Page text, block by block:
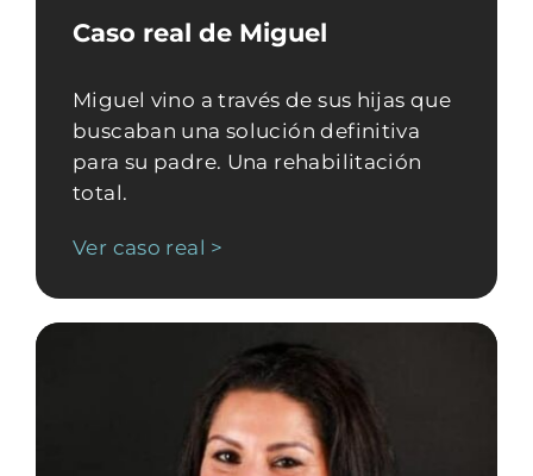
Caso real de Miguel
Miguel vino a través de sus hijas que
buscaban una solución definitiva
para su padre. Una rehabilitación
total.
Ver caso real >